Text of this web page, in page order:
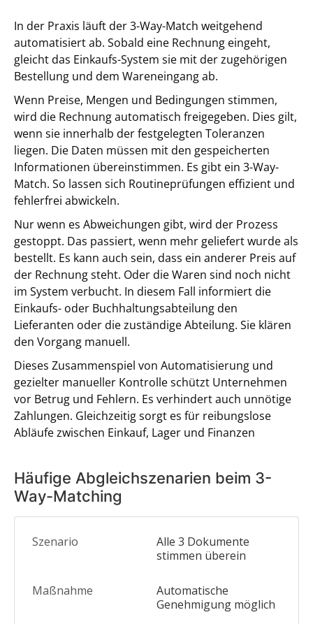
In der Praxis läuft der 3-Way-Match weitgehend
automatisiert ab. Sobald eine Rechnung eingeht,
gleicht das Einkaufs-System sie mit der zugehörigen
Bestellung und dem Wareneingang ab.
Wenn Preise, Mengen und Bedingungen stimmen,
wird die Rechnung automatisch freigegeben. Dies gilt,
wenn sie innerhalb der festgelegten Toleranzen
liegen. Die Daten müssen mit den gespeicherten
Informationen übereinstimmen. Es gibt ein 3-Way-
Match. So lassen sich Routineprüfungen effizient und
fehlerfrei abwickeln.
Nur wenn es Abweichungen gibt, wird der Prozess
gestoppt. Das passiert, wenn mehr geliefert wurde als
bestellt. Es kann auch sein, dass ein anderer Preis auf
der Rechnung steht. Oder die Waren sind noch nicht
im System verbucht. In diesem Fall informiert die
Einkaufs- oder Buchhaltungsabteilung den
Lieferanten oder die zuständige Abteilung. Sie klären
den Vorgang manuell.
Dieses Zusammenspiel von Automatisierung und
gezielter manueller Kontrolle schützt Unternehmen
vor Betrug und Fehlern. Es verhindert auch unnötige
Zahlungen. Gleichzeitig sorgt es für reibungslose
Abläufe zwischen Einkauf, Lager und Finanzen
Häufige Abgleichszenarien beim 3-
Way-Matching
Alle 3 Dokumente
stimmen überein
Automatische
Genehmigung möglich